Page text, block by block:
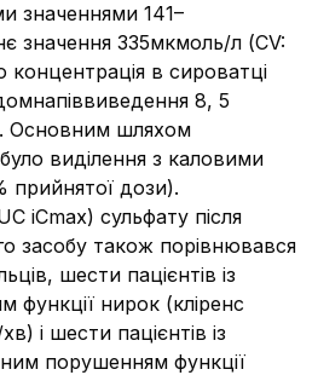
значеннями 141–
значення 335мкмоль/л (CV:
концентрація в сироватці
8, 5
Основним шляхом
виділення з каловими
прийнятої дози).
іCmax) сульфату після
засобу також порівнювався
шести пацієнтів із
функції нирок (кліренс
і шести пацієнтів із
порушенням функції